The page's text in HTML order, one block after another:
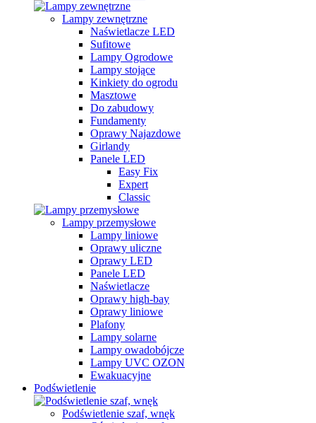
Lampy zewnętrzne
Naświetlacze LED
Sufitowe
Lampy Ogrodowe
Lampy stojące
Kinkiety do ogrodu
Masztowe
Do zabudowy
Fundamenty
Oprawy Najazdowe
Girlandy
Panele LED
Easy Fix
Expert
Classic
Lampy przemysłowe
Lampy liniowe
Oprawy uliczne
Oprawy LED
Panele LED
Naświetlacze
Oprawy high-bay
Oprawy liniowe
Plafony
Lampy solarne
Lampy owadobójcze
Lampy UVC OZON
Ewakuacyjne
Podświetlenie
Podświetlenie szaf, wnęk